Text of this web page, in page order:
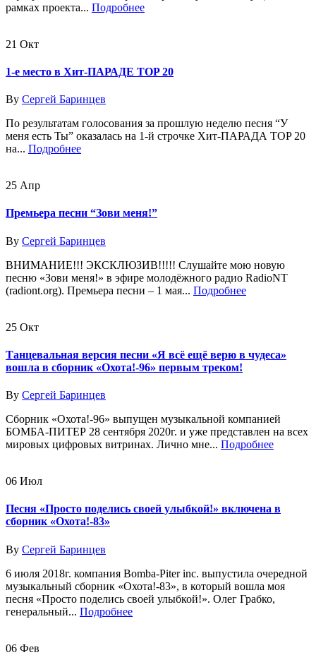
рамках проекта... Подробнее
21 Окт
1-е место в Хит-ПАРАДЕ TOP 20
By Сергей Баринцев
По результатам голосования за прошлую неделю песня “У
меня есть Ты” оказалась на 1-й строчке Хит-ПАРАДА TOP 20
на... Подробнее
25 Апр
Премьера песни “Зови меня!”
By Сергей Баринцев
ВНИМАНИЕ!!! ЭКСКЛЮЗИВ!!!!! Слушайте мою новую
песню «Зови меня!» в эфире молодёжного радио RadioNT
(radiont.org). Премьера песни – 1 мая... Подробнее
25 Окт
Танцевальная версия песни «Я всё ещё верю в чудеса»
вошла в сборник «Охота!-96» первым треком!
By Сергей Баринцев
Сборник «Охота!-96» выпущен музыкальной компанией
БОМБА-ПИТЕР 28 сентября 2020г. и уже представлен на всех
мировых цифровых витринах. Лично мне... Подробнее
06 Июл
Песня «Просто поделись своей улыбкой!» включена в
сборник «Охота!-83»
By Сергей Баринцев
6 июля 2018г. компания Bomba-Piter inc. выпустила очередной
музыкальный сборник «Охота!-83», в который вошла моя
песня «Просто поделись своей улыбкой!». Олег Грабко,
генеральный... Подробнее
06 Фев